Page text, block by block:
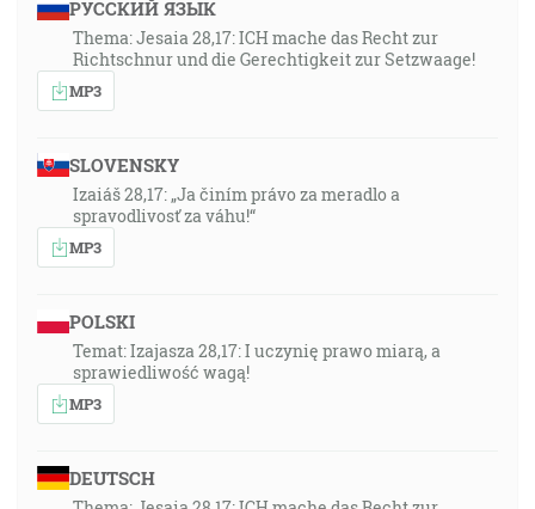
РУССКИЙ ЯЗЫК
Thema: Jesaia 28,17: ICH mache das Recht zur
Richtschnur und die Gerechtigkeit zur Setzwaage!
MP3
SLOVENSKY
Izaiáš 28,17: „Ja činím právo za meradlo a
spravodlivosť za váhu!“
MP3
POLSKI
Temat: Izajasza 28,17: I uczynię prawo miarą, a
sprawiedliwość wagą!
MP3
DEUTSCH